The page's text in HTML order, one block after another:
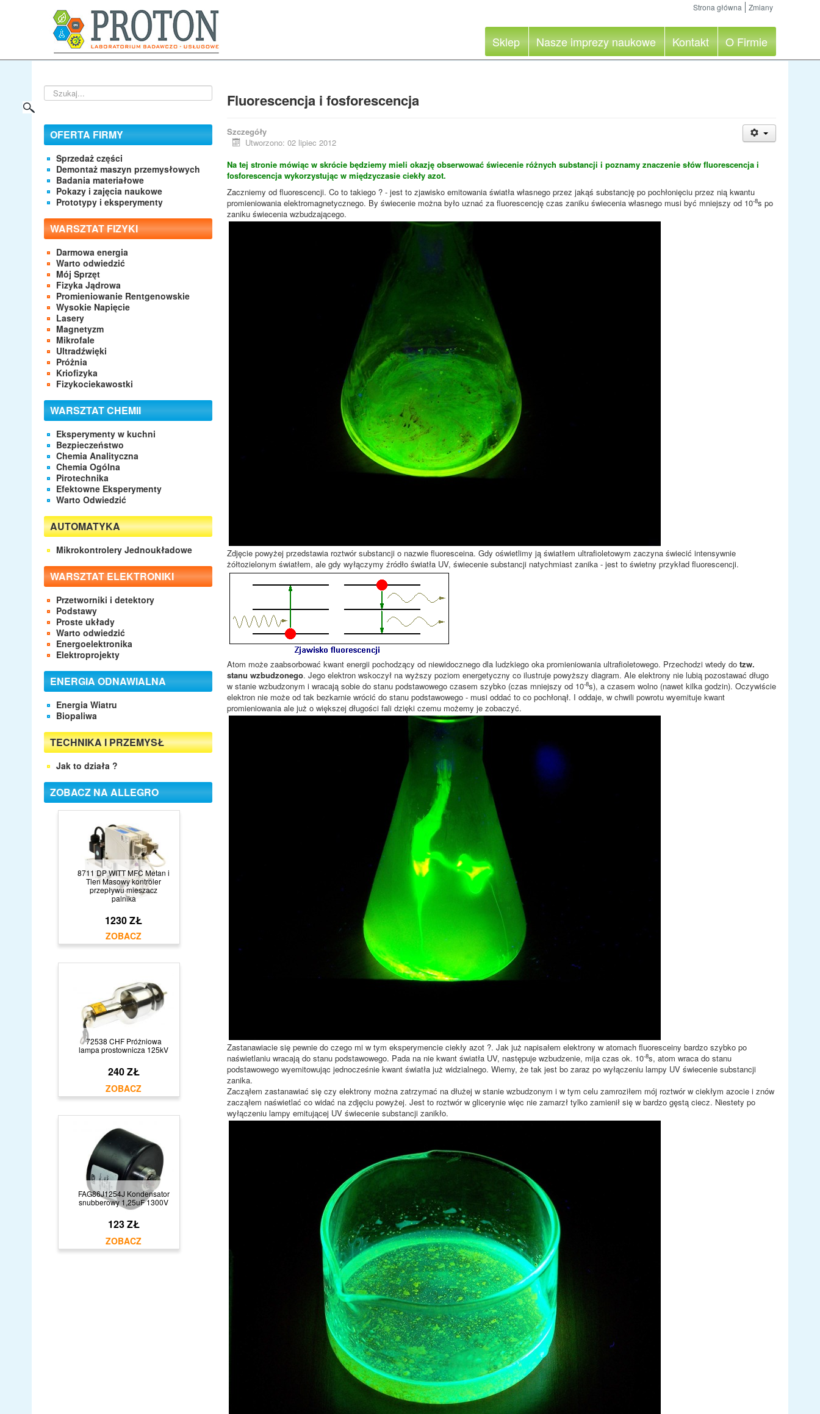
Strona główna Zmiany
Sklep Nasze imprezy naukowe Kontakt O Firmie
Szukaj...
OFERTA FIRMY
Sprzedaż części
Demontaż maszyn przemysłowych
Badania materiałowe
Pokazy i zajęcia naukowe
Prototypy i eksperymenty
WARSZTAT FIZYKI
Darmowa energia
Warto odwiedzić
Mój Sprzęt
Fizyka Jądrowa
Promieniowanie Rentgenowskie
Wysokie Napięcie
Lasery
Magnetyzm
Mikrofale
Ultradźwięki
Próżnia
Kriofizyka
Fizykociekawostki
WARSZTAT CHEMII
Eksperymenty w kuchni
Bezpieczeństwo
Chemia Analityczna
Chemia Ogólna
Pirotechnika
Efektowne Eksperymenty
Warto Odwiedzić
AUTOMATYKA
Mikrokontrolery Jednoukładowe
WARSZTAT ELEKTRONIKI
Przetworniki i detektory
Podstawy
Proste układy
Warto odwiedzić
Energoelektronika
Elektroprojekty
ENERGIA ODNAWIALNA
Energia Wiatru
Biopaliwa
TECHNIKA I PRZEMYSŁ
Jak to działa ?
ZOBACZ NA ALLEGRO
8711 DP WITT MFC Metan i
Tlen Masowy kontroler
przepływu mieszacz
palnika
1230 ZŁ
72538 CHF Próżniowa
lampa prostownicza 125kV
240 ZŁ
FAG86J1254J Kondensator
snubberowy 1,25uF 1300V
123 ZŁ
Fluorescencja i fosforescencja
Szczegóły
Utworzono: 02 lipiec 2012
Na tej stronie mówiąc w skrócie będziemy mieli okazję obserwować świecenie różnych substancji i poznamy znaczenie słów fluorescencja i
fosforescencja wykorzystując w międzyczasie ciekły azot.
Zaczniemy od fluorescencji. Co to takiego ? - jest to zjawisko emitowania światła własnego przez jakąś substancję po pochłonięciu przez nią kwantu
promieniowania elektromagnetycznego. By świecenie można było uznać za fluorescencję czas zaniku świecenia własnego musi być mniejszy od 10-8s po
zaniku świecenia wzbudzającego.
Zdjęcie powyżej przedstawia roztwór substancji o nazwie fluoresceina. Gdy oświetlimy ją światłem ultrafioletowym zaczyna świecić intensywnie
żółtozielonym światłem, ale gdy wyłączymy źródło światła UV, świecenie substancji natychmiast zanika - jest to świetny przykład fluorescencji.
Atom może zaabsorbować kwant energii pochodzący od niewidocznego dla ludzkiego oka promieniowania ultrafioletowego. Przechodzi wtedy do tzw.
stanu wzbudzonego. Jego elektron wskoczył na wyższy poziom energetyczny co ilustruje powyższy diagram. Ale elektrony nie lubią pozostawać długo
w stanie wzbudzonym i wracają sobie do stanu podstawowego czasem szybko (czas mniejszy od 10-8s), a czasem wolno (nawet kilka godzin). Oczywiście
elektron nie może od tak bezkarnie wrócić do stanu podstawowego - musi oddać to co pochłonął. I oddaje, w chwili powrotu wyemituje kwant
promieniowania ale już o większej długości fali dzięki czemu możemy je zobaczyć.
Zastanawiacie się pewnie do czego mi w tym eksperymencie ciekły azot ?. Jak już napisałem elektrony w atomach fluoresceiny bardzo szybko po
naświetlaniu wracają do stanu podstawowego. Pada na nie kwant światła UV, następuje wzbudzenie, mija czas ok. 10-8s, atom wraca do stanu
podstawowego wyemitowując jednocześnie kwant światła już widzialnego. Wiemy, że tak jest bo zaraz po wyłączeniu lampy UV świecenie substancji
zanika.
Zacząłem zastanawiać się czy elektrony można zatrzymać na dłużej w stanie wzbudzonym i w tym celu zamroziłem mój roztwór w ciekłym azocie i znów
zacząłem naświetlać co widać na zdjęciu powyżej. Jest to roztwór w glicerynie więc nie zamarzł tylko zamienił się w bardzo gęstą ciecz. Niestety po
wyłączeniu lampy emitującej UV świecenie substancji zanikło.